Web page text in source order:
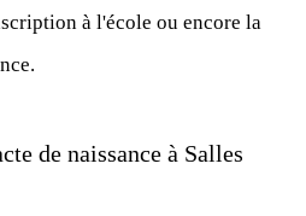
à l'école ou encore la
de naissance à Salles